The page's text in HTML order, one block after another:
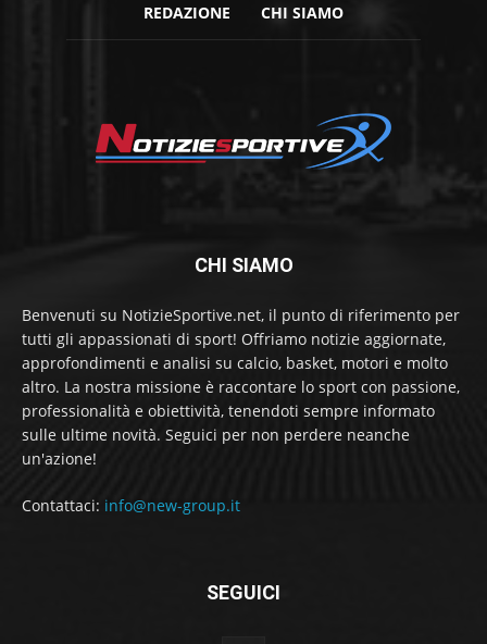
REDAZIONE CHI SIAMO
CHI SIAMO
Benvenuti su NotizieSportive.net, il punto di riferimento per
tutti gli appassionati di sport! Offriamo notizie aggiornate,
approfondimenti e analisi su calcio, basket, motori e molto
altro. La nostra missione è raccontare lo sport con passione,
professionalità e obiettività, tenendoti sempre informato
sulle ultime novità. Seguici per non perdere neanche
un'azione!
Contattaci: info@new-group.it
SEGUICI